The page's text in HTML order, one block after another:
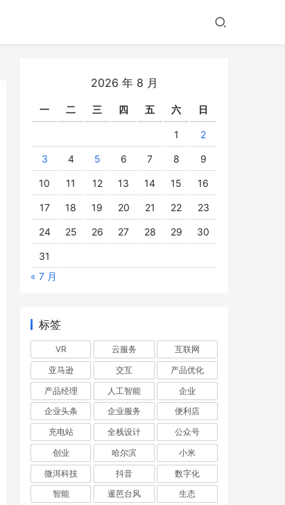
2026 年 8 月
一 二 三 四 五 六 日
1 2
3 4 5 6 7 8 9
10 11 12 13 14 15 16
17 18 19 20 21 22 23
24 25 26 27 28 29 30
31
« 7 月
标签
VR 云服务
互联网
亚马逊
交互
产品优化
产品经理
人工智能
企业
企业头条
企业服务
便利店
充电站
全栈设计
公众号
创业
哈尔滨
小米
微洱科技
抖音
数字化
智能
暹芭台风
生态